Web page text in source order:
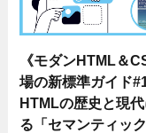
《モダンHTML＆
場の新標準ガイド#1
HTMLの歴史と現
る「セマンティッ